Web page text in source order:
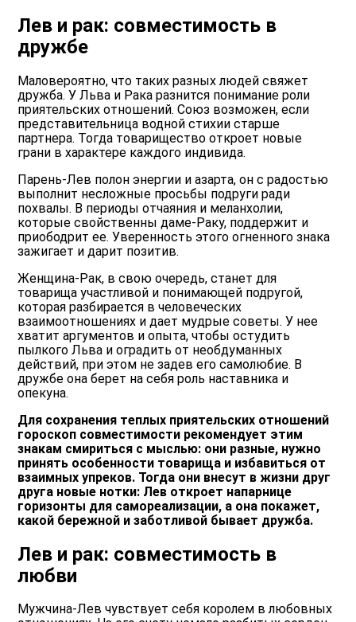
Лев и рак: совместимость в
дружбе
Маловероятно, что таких разных людей свяжет
дружба. У Льва и Рака разнится понимание роли
приятельских отношений. Союз возможен, если
представительница водной стихии старше
партнера. Тогда товарищество откроет новые
грани в характере каждого индивида.
Парень-Лев полон энергии и азарта, он с радостью
выполнит несложные просьбы подруги ради
похвалы. В периоды отчаяния и меланхолии,
которые свойственны даме-Раку, поддержит и
приободрит ее. Уверенность этого огненного знака
зажигает и дарит позитив.
Женщина-Рак, в свою очередь, станет для
товарища участливой и понимающей подругой,
которая разбирается в человеческих
взаимоотношениях и дает мудрые советы. У нее
хватит аргументов и опыта, чтобы остудить
пылкого Льва и оградить от необдуманных
действий, при этом не задев его самолюбие. В
дружбе она берет на себя роль наставника и
опекуна.
Для сохранения теплых приятельских отношений
гороскоп совместимости рекомендует этим
знакам смириться с мыслью: они разные, нужно
принять особенности товарища и избавиться от
взаимных упреков. Тогда они внесут в жизни друг
друга новые нотки: Лев откроет напарнице
горизонты для самореализации, а она покажет,
какой бережной и заботливой бывает дружба.
Лев и рак: совместимость в
любви
Мужчина-Лев чувствует себя королем в любовных